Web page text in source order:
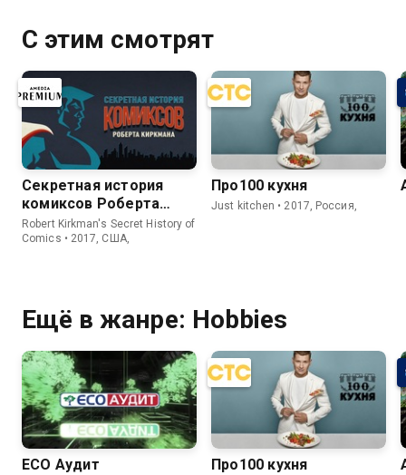
С этим смотрят
Секретная история
комиксов Роберта
Киркмана
Robert Kirkman's Secret History of
Comics • 2017, США,
Про100 кухня
Just kitchen • 2017, Россия,
Ещё в жанре: Hobbies
ECO Аудит Про100 кухня